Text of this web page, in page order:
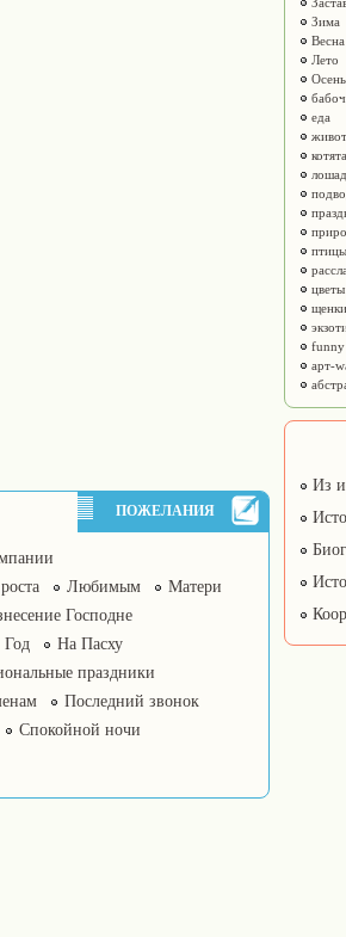
ПОЖЕЛАНИЯ
Любимым
Матери
Господне
На Пасху
праздники
Последний звонок
Спокойной ночи
Зима
Весна
Лето
Осень
еда
птицы
цветы
funny
арт-
Из